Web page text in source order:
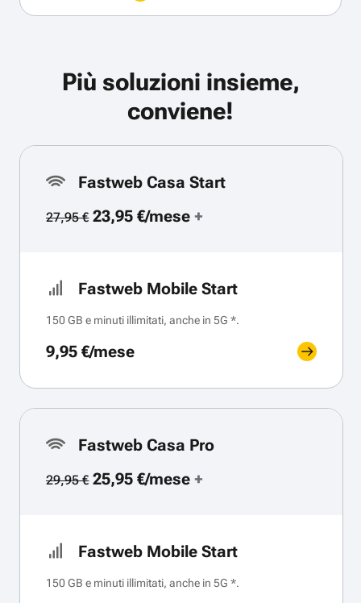
Più soluzioni insieme,
conviene!
Fastweb Casa Start
27,95 €23,95 €/mese+
Fastweb Mobile Start
150 GB e minuti illimitati, anche in 5G *.
9,95 €/mese
Fastweb Casa Pro
29,95 €25,95 €/mese+
Fastweb Mobile Start
150 GB e minuti illimitati, anche in 5G *.